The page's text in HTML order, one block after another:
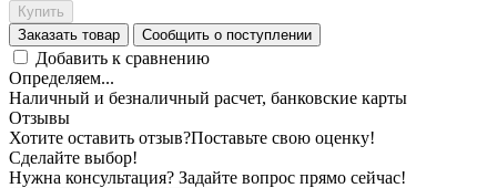
Купить
Заказать товар
Сообщить о поступлении
Добавить к сравнению
Определяем...
Наличный и безналичный расчет, банковские карты
Отзывы
Хотите оставить отзыв?Поставьте свою оценку!
Сделайте выбор!
Нужна консультация? Задайте вопрос прямо сейчас!